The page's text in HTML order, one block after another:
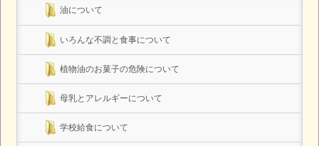
油について
いろんな不調と食事について
植物油のお菓子の危険について
母乳とアレルギーについて
学校給食について